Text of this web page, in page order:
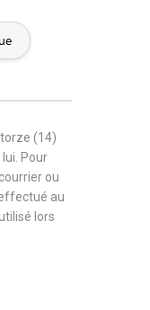
(14)
Pour
ou
au
lors